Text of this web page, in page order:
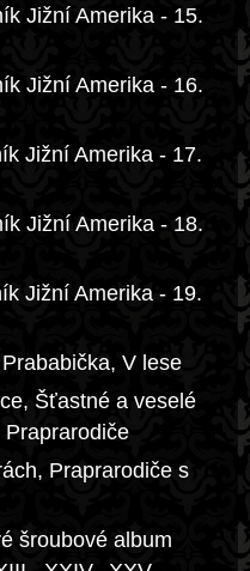
Jižní Amerika - 15.
Jižní Amerika - 16.
Jižní Amerika - 17.
Jižní Amerika - 18.
Jižní Amerika - 19.
V lese
Šťastné a veselé
Praprarodiče s
šroubové album